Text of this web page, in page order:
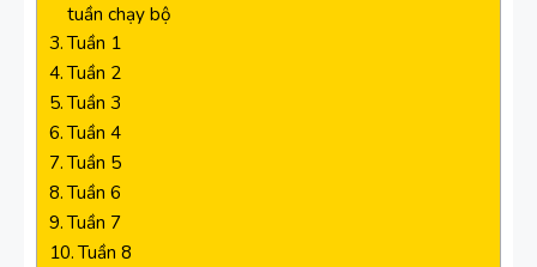
tuần chạy bộ
Tuần 1
Tuần 2
Tuần 3
Tuần 4
Tuần 5
Tuần 6
Tuần 7
Tuần 8